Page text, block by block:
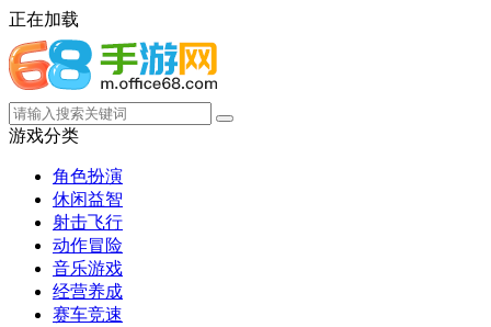
正在加载
游戏分类
角色扮演
休闲益智
射击飞行
动作冒险
音乐游戏
经营养成
赛车竞速